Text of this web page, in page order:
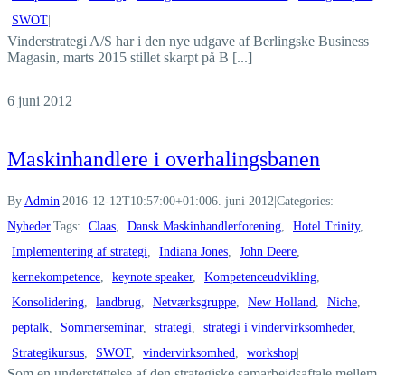
SWOT|
Vinderstrategi A/S har i den nye udgave af Berlingske Business
Magasin, marts 2015 stillet skarpt på B [...]
6 juni 2012
Maskinhandlere i overhalingsbanen
By Admin 2016-12-12T10:57:00+01:006. juni 2012 Categories:
Nyheder Tags: Claas, Dansk Maskinhandlerforening, Hotel Trinity,
Implementering af strategi, Indiana Jones, John Deere,
kernekompetence, keynote speaker, Kompetenceudvikling,
Konsolidering, landbrug, Netværksgruppe, New Holland, Niche,
peptalk, Sommerseminar, strategi, strategi i vindervirksomheder,
Strategikursus, SWOT, vindervirksomhed, workshop